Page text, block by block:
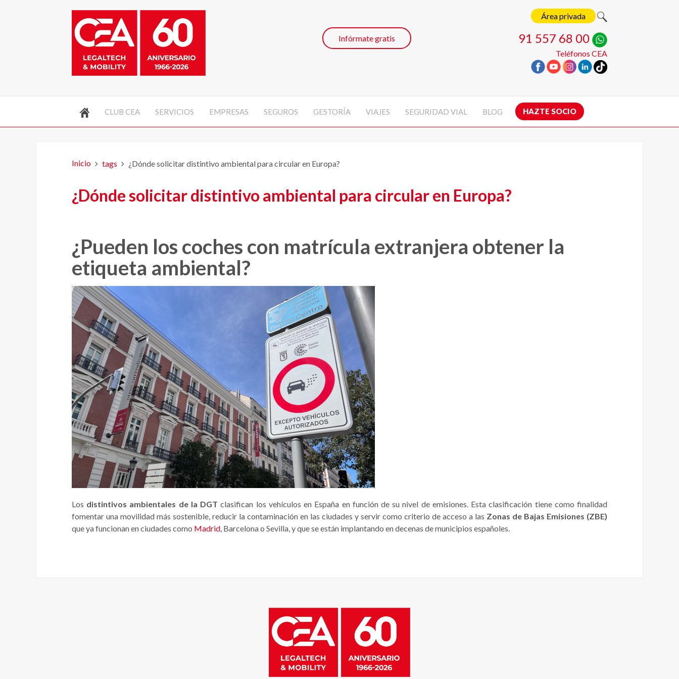
Área privada
91 557 68 00
Teléfonos CEA
Infórmate gratis
CLUB CEA SERVICIOS EMPRESAS SEGUROS GESTORÍA VIAJES SEGURIDAD VIAL BLOG HAZTE SOCIO
Inicio tags ¿Dónde solicitar distintivo ambiental para circular en Europa?
¿Dónde solicitar distintivo ambiental para circular en Europa?
¿Pueden los coches con matrícula extranjera obtener la
etiqueta ambiental?
Los distintivos ambientales de la DGT clasifican los vehículos en España en función de su nivel de emisiones. Esta clasificación tiene como finalidad
fomentar una movilidad más sostenible, reducir la contaminación en las ciudades y servir como criterio de acceso a las Zonas de Bajas Emisiones (ZBE)
que ya funcionan en ciudades como Madrid, Barcelona o Sevilla, y que se están implantando en decenas de municipios españoles.